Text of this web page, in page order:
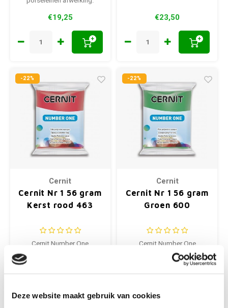
Deze website maakt gebruik van cookies
€19,25
+
€23,50
+
-22%
Cernit
Cernit Nr 1 56 gram
Kerst rood 463
Cernit Number One
-22%
Cernit
Cernit Nr 1 56 gram
Groen 600
Cernit Number One
Polymeer klei